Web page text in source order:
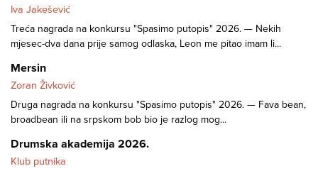
Iva Jakešević
Treća nagrada na konkursu "Spasimo putopis" 2026. — Nekih
mjesec-dva dana prije samog odlaska, Leon me pitao imam li...
Mersin
Zoran Živković
Druga nagrada na konkursu "Spasimo putopis" 2026. — Fava bean,
broadbean ili na srpskom bob bio je razlog mog...
Drumska akademija 2026.
Klub putnika